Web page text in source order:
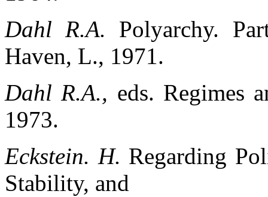
Dahl R.A. Polyarchy.
Haven, L., 1971.
Dahl R.A., eds. Regimes
1973.
Eckstein. H. Regarding
Stability, and